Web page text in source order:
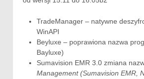
TradeManager – natywne
WinAPI
Beyluxe – poprawiona nazwa
Bayluxe)
Sumavision EMR 3.0 zmiana
Management (Sumavision EMR,